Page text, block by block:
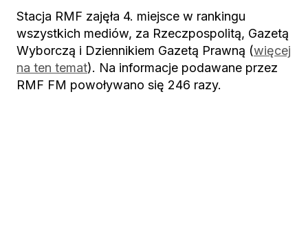
Stacja RMF zajęła 4. miejsce w rankingu
wszystkich mediów, za Rzeczpospolitą, Gazetą
Wyborczą i Dziennikiem Gazetą Prawną (więcej
na ten temat). Na informacje podawane przez
RMF FM powoływano się 246 razy.